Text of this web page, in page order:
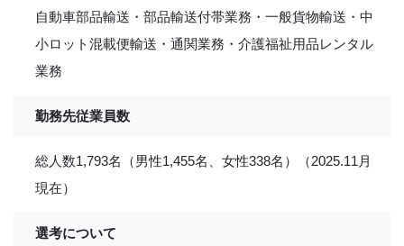
自動車部品輸送・部品輸送付帯業務・一般貨物輸送・中
小ロット混載便輸送・通関業務・介護福祉用品レンタル
業務
勤務先従業員数
総人数1,793名（男性1,455名、女性338名）（2025.11月
現在）
選考について